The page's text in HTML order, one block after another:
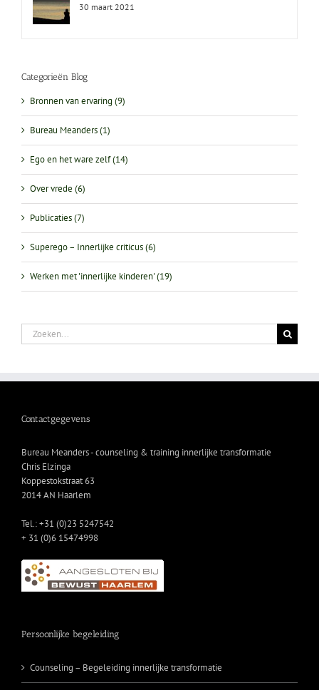
30 maart 2021
Categorieën Blog
Bronnen van ervaring (9)
Bureau Meanders (1)
Ego en het ware zelf (14)
Over vrede (6)
Publicaties (7)
Superego – Innerlijke criticus (6)
Werken met 'innerlijke kinderen' (19)
Zoeken
naar:
Contactgegevens
Bureau Meanders - counseling & training innerlijke transformatie
Chris Elzinga
Koppestokstraat 63
2014 AN Haarlem
Tel.: +31 (0)23 5247542
+ 31 (0)6 15474998
Persoonlijke begeleiding
Counseling – Begeleiding innerlijke transformatie